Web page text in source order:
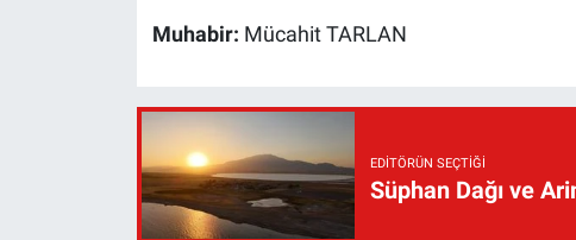
Muhabir: Mücahit TARLAN
EDITÖRÜN SEÇTIĞI
Süphan Dağı ve